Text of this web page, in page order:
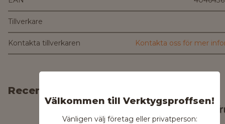
Välkommen till Verktygsproffsen!
Vänligen välj företag eller privatperson:
Tillverkare
Kontakta tillverkaren Kontakta oss för mer
Recensioner